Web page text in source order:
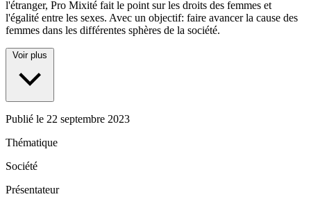
l'étranger, Pro Mixité fait le point sur les droits des femmes et
l'égalité entre les sexes. Avec un objectif: faire avancer la cause des
femmes dans les différentes sphères de la société.
Voir plus
Publié le 22 septembre 2023
Thématique
Société
Présentateur